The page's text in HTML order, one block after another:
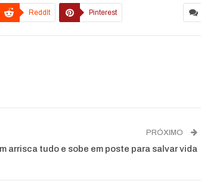
ReddIt Pinterest
PRÓXIMO
arrisca tudo e sobe em poste para salvar vida